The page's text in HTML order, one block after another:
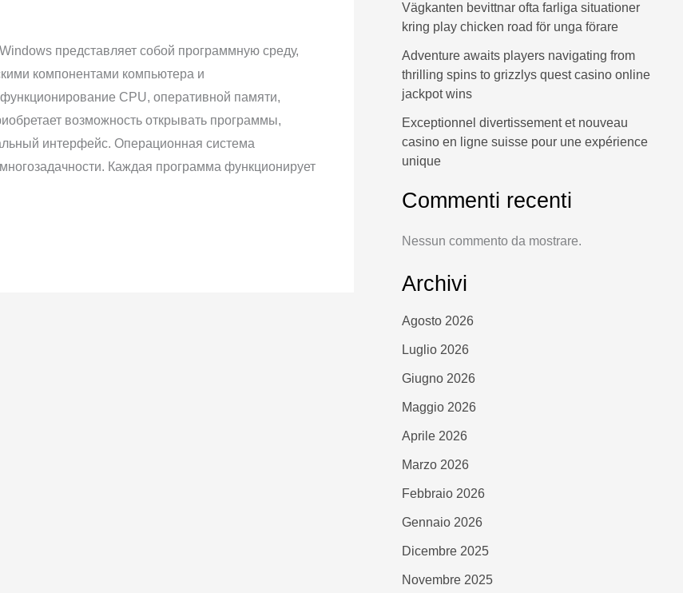
представляет собой программную среду,
компонентами компьютера и
CPU, оперативной памяти,
возможность открывать программы,
интерфейс. Операционная система
Каждая программа функционирует
Vägkanten bevittnar ofta farliga situationer
kring play chicken road för unga förare
Adventure awaits players navigating from
thrilling spins to grizzlys quest casino online
jackpot wins
Exceptionnel divertissement et nouveau
casino en ligne suisse pour une expérience
unique
Commenti recenti
Nessun commento da mostrare.
Archivi
Agosto 2026
Luglio 2026
Giugno 2026
Maggio 2026
Aprile 2026
Marzo 2026
Febbraio 2026
Gennaio 2026
Dicembre 2025
Novembre 2025